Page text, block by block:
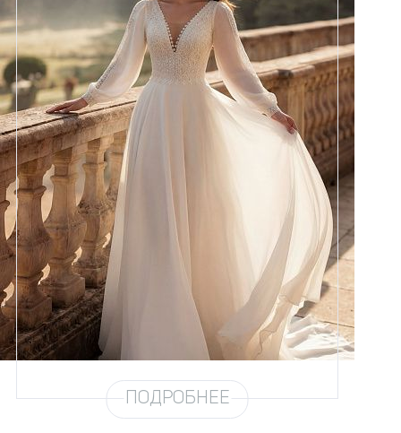
Размеры
42, 44, 46, 48, 50, 52, 54, 56,
Цвет
Силуэт
А-силуэт
Юбка
Шифон (3 метра)
Шлейф
ПОДРОБНЕЕ